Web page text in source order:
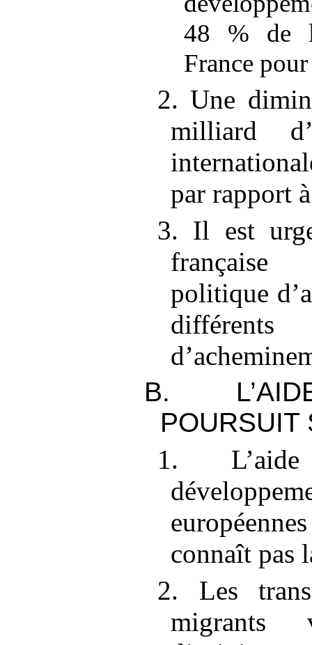
48
% de
France
2. Une
milliard
par rapport
3. Il est
française
politique
B.
POURSUIT
1.
européennes
connaît pas
2. Les
migrants